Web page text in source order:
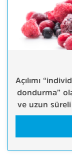
Açılımı
dondurma”
ve uzun